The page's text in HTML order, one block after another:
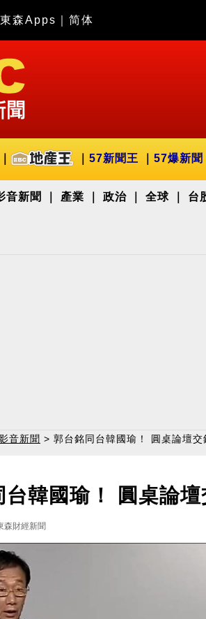
東森Apps 简体
57新聞王 57爆新聞
音新聞 產業 政治 全球 台
音新聞 > 郭台銘同台韓國瑜！ 圓桌論壇交
台韓國瑜！ 圓桌論
森財經新聞